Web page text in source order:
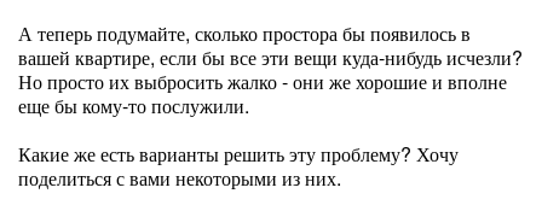
А теперь подумайте, сколько простора бы появилось в
вашей квартире, если бы все эти вещи куда-нибудь исчезли?
Но просто их выбросить жалко - они же хорошие и вполне
еще бы кому-то послужили.
Какие же есть варианты решить эту проблему? Хочу
поделиться с вами некоторыми из них.